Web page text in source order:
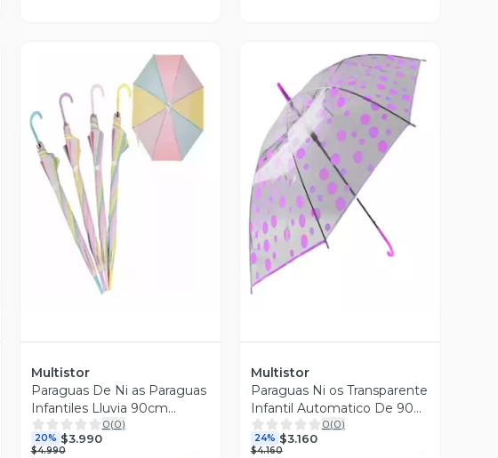
Vista Previa
Multistor
Paraguas De Ni as Paraguas
Infantiles Lluvia 90cm
Sombrilla Amarillo
0(0)
20% $3.990
$4.990
Vista Previa
Multistor
Paraguas Ni os Transparente
Infantil Automatico De 90
Cm Lila
0(0)
24% $3.160
$4.160